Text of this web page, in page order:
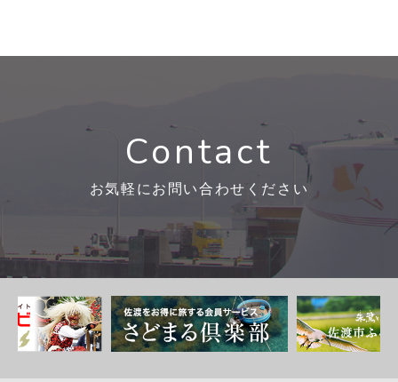
Contact
お気軽にお問い合わせください